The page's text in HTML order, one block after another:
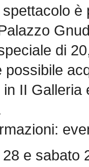
di
possibile
in II
e sabato